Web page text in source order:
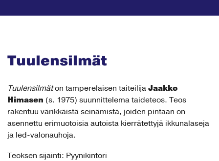
Tuulensilmät
Tuulensilmäton tamperelaisen taiteilija Jaakko
Himasen (s. 1975) suunnittelema taideteos. Teos
rakentuu värikkäistä seinämistä, joiden pintaan on
asennettu erimuotoisia autoista kierrätettyjä ikkunalaseja
ja led-valonauhoja.
Teoksen sijainti: Pyynikintori